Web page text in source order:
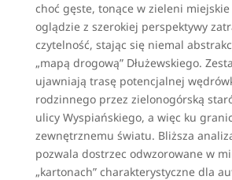
choć gęste, tonące w zieleni
oglądzie z szerokiej perspektywy
czytelność, stając się niemal
„mapą drogową” Dłużewskiego.
ujawniają trasę potencjalnej
rodzinnego przez zielonogórską
ulicy Wyspiańskiego, a więc ku
zewnętrznemu światu. Bliższa
pozwala dostrzec odwzorowane w
„kartonach” charakterystyczne dla